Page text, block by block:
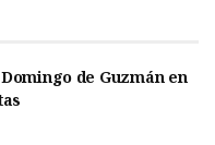
de Guzmán en